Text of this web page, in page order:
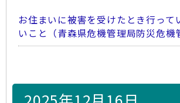
お住まいに被害を受けたとき行って
いこと（青森県危機管理局防災危機